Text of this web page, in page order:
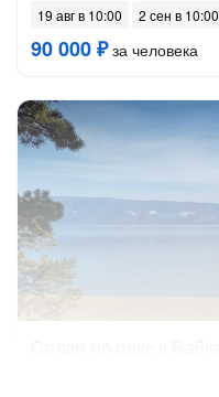
19 авг в 10:00 2 сен в 10:00
90 000 ₽за человека